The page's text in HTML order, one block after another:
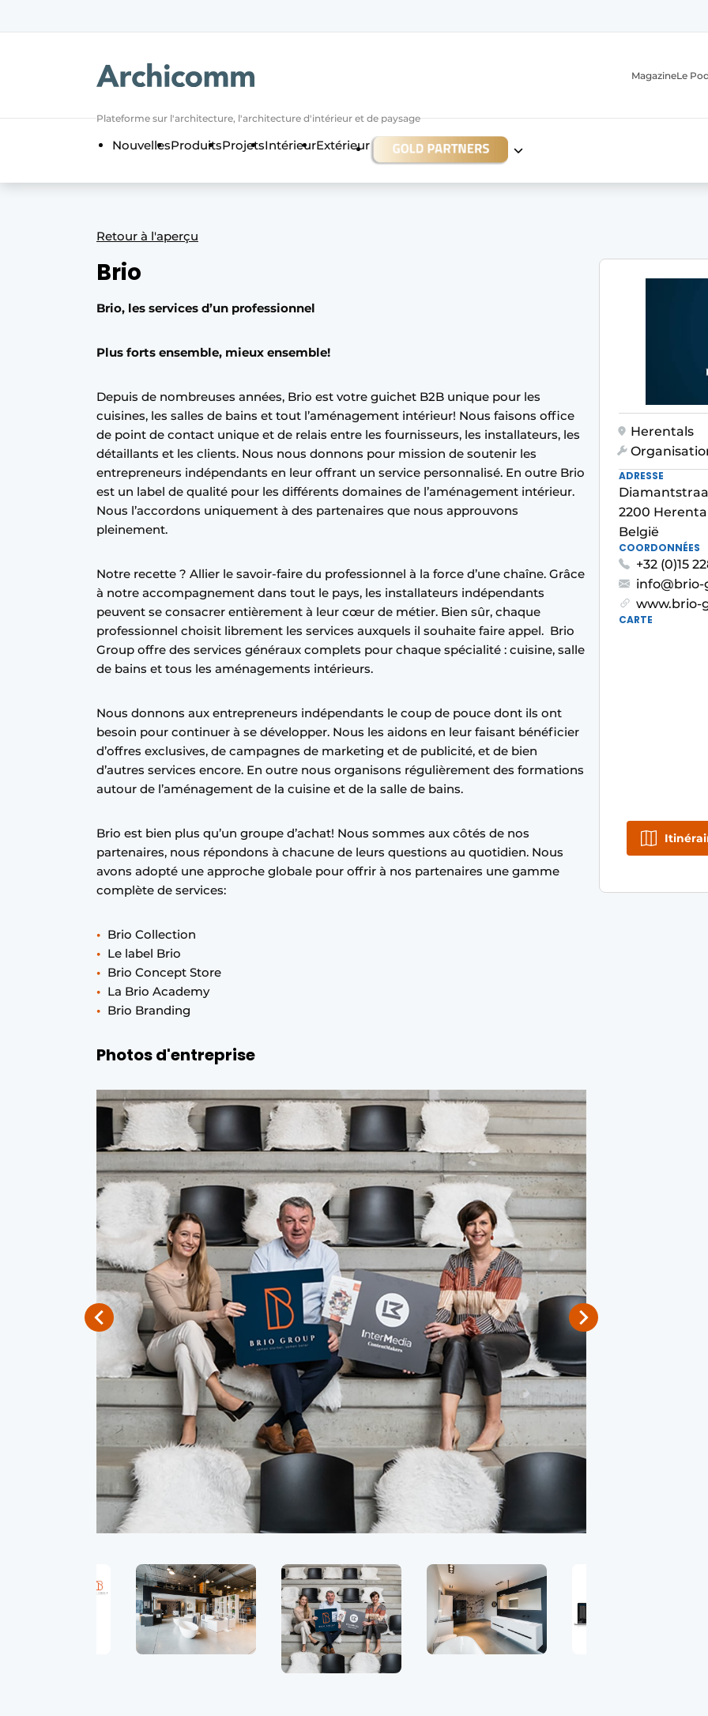
Bedrijven
Emploi
Entreprises
Newsletter
S’inscrire à l’événement
S’inscrire
Termes et conditions
Video’s
Plateforme sur l'architecture, l'architecture d'intérieur et de paysage
MagazineLe
NouvellesProduitsProjetsIntérieurExtérieur
Retour à l'aperçu
Brio
Brio, les services d’un professionnel
Plus forts ensemble, mieux ensemble!
Depuis de nombreuses années, Brio est votre guichet B2B unique pour les
cuisines, les salles de bains et tout l’aménagement intérieur! Nous faisons office
de point de contact unique et de relais entre les fournisseurs, les installateurs, les
détaillants et les clients. Nous nous donnons pour mission de soutenir les
entrepreneurs indépendants en leur offrant un service personnalisé. En outre Brio
est un label de qualité pour les différents domaines de l’aménagement intérieur.
Nous l’accordons uniquement à des partenaires que nous approuvons
pleinement.
Notre recette ? Allier le savoir-faire du professionnel à la force d’une chaîne. Grâce
à notre accompagnement dans tout le pays, les installateurs indépendants
peuvent se consacrer entièrement à leur cœur de métier. Bien sûr, chaque
professionnel choisit librement les services auxquels il souhaite faire appel. Brio
Group offre des services généraux complets pour chaque spécialité : cuisine, salle
de bains et tous les aménagements intérieurs.
Nous donnons aux entrepreneurs indépendants le coup de pouce dont ils ont
besoin pour continuer à se développer. Nous les aidons en leur faisant bénéficier
d’offres exclusives, de campagnes de marketing et de publicité, et de bien
d’autres services encore. En outre nous organisons régulièrement des formations
autour de l’aménagement de la cuisine et de la salle de bains.
Brio est bien plus qu’un groupe d’achat! Nous sommes aux côtés de nos
partenaires, nous répondons à chacune de leurs questions au quotidien. Nous
avons adopté une approche globale pour offrir à nos partenaires une gamme
complète de services:
Brio Collection
Le label Brio
Brio Concept Store
La Brio Academy
Brio Branding
Photos d'entreprise
Herentals
ADRESSE
2200
België
COORDONNÉES
+32 (0)15
www.brio-
CARTE